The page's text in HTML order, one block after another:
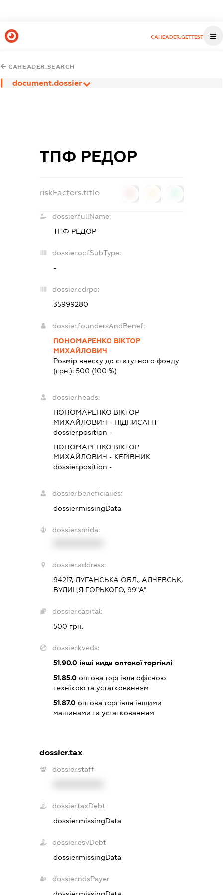
CAHEADER.GETTEST
CAHEADER.SEARCH
document.dossier
ТПФ РЕДОР
riskFactors.title
dossier.fullName:
ТПФ РЕДОР
dossier.opfSubType:
-
dossier.edrpo:
35999280
dossier.foundersAndBenef:
ПОНОМАРЕНКО ВІКТОР
МИХАЙЛОВИЧ
Розмір внеску до статутного фонду
(грн.): 500 (100 %)
dossier.heads:
ПОНОМАРЕНКО ВІКТОР
МИХАЙЛОВИЧ - ПІДПИСАНТ
dossier.position -
ПОНОМАРЕНКО ВІКТОР
МИХАЙЛОВИЧ - КЕРІВНИК
dossier.position -
dossier.beneficiaries:
dossier.missingData
dossier.smida:
dossier.address:
94217, ЛУГАНСЬКА ОБЛ., АЛЧЕВСЬК,
ВУЛИЦЯ ГОРЬКОГО, 99"А"
dossier.capital:
500 грн.
dossier.kveds:
51.90.0інші види оптової торгівлі
51.85.0оптова торгівля офісною
технікою та устаткованням
51.87.0оптова торгівля іншими
машинами та устаткованням
dossier.tax
dossier.staff
dossier.taxDebt
dossier.missingData
dossier.esvDebt
dossier.missingData
dossier.ndsPayer